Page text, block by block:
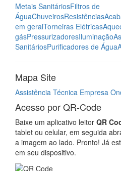
Metais SanitáriosFiltros de
ÁguaChuveirosResistências
em geralTorneiras Elétricas
gásPressurizadoresIluminação
SanitáriosPurificadores de Água
Mapa Site
Assistência Técnica Empresa
Acesso por QR-Code
Baixe um aplicativo leitor QR
tablet ou celular, em seguida
a imagem ao lado. Pronto! Já
em seu dispositivo.